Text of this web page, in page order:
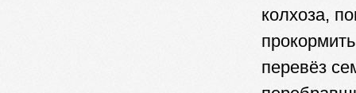
колхоза,
перевёз